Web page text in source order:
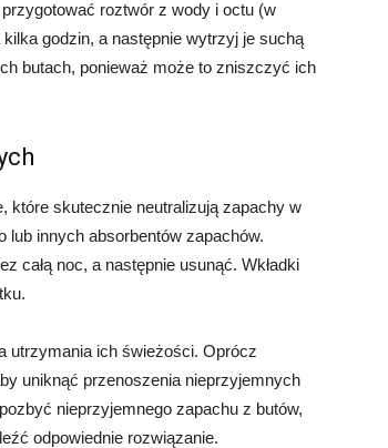
roztwór z wody i octu (w
godzin, a następnie wytrzyj je suchą
butach, ponieważ może to zniszczyć ich
które skutecznie neutralizują zapachy w
lub innych absorbentów zapachów.
całą noc, a następnie usunąć. Wkładki
utrzymania ich świeżości. Oprócz
uniknąć przenoszenia nieprzyjemnych
nieprzyjemnego zapachu z butów,
odpowiednie rozwiązanie.